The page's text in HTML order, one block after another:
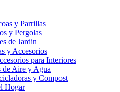
y Parrillas
y Pergolas
de Jardin
y Accesorios
para Interiores
de Aire y Agua
y Compost
Hogar